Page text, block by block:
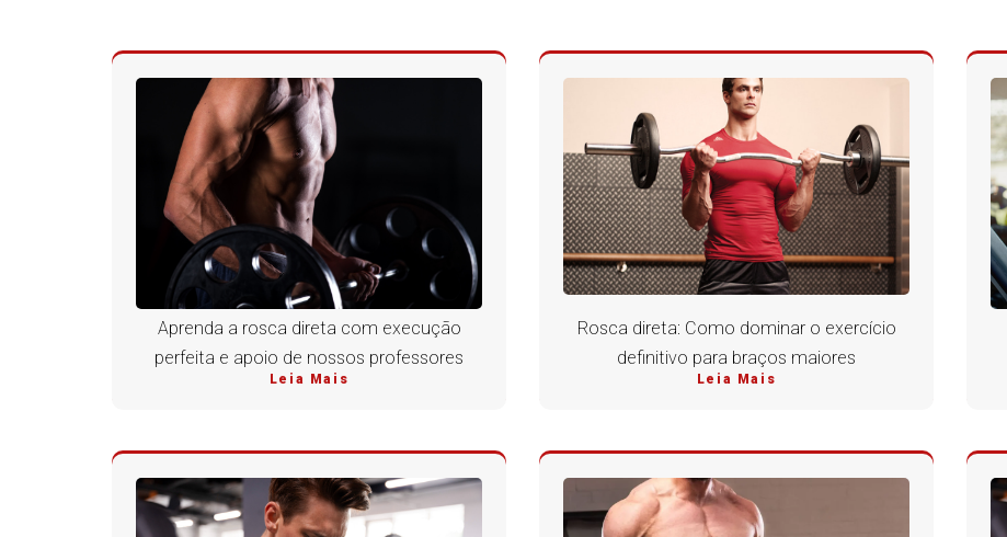
Aprenda a rosca direta com execução
perfeita e apoio de nossos professores
Leia Mais
Rosca direta: Como dominar o exercício
definitivo para braços maiores
Leia Mais